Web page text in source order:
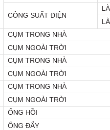
CÔNG SUẤT ĐIỆN
CỤM TRONG NHÀ
CỤM NGOÀI TRỜI
CỤM TRONG NHÀ
CỤM NGOÀI TRỜI
CỤM TRONG NHÀ
CỤM NGOÀI TRỜI
ỐNG HỒI
ỐNG ĐẨY